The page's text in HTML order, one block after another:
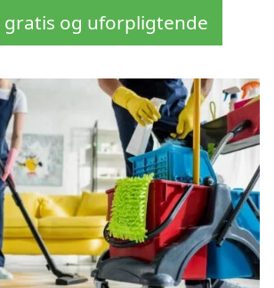
gratis og uforpligtende